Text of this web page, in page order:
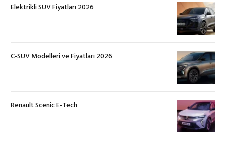
Elektrikli SUV Fiyatları 2026
C-SUV Modelleri ve Fiyatları 2026
Renault Scenic E-Tech